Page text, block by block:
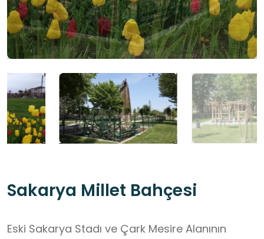
Sakarya Millet Bahçesi
Eski Sakarya Stadı ve Çark Mesire Alanının